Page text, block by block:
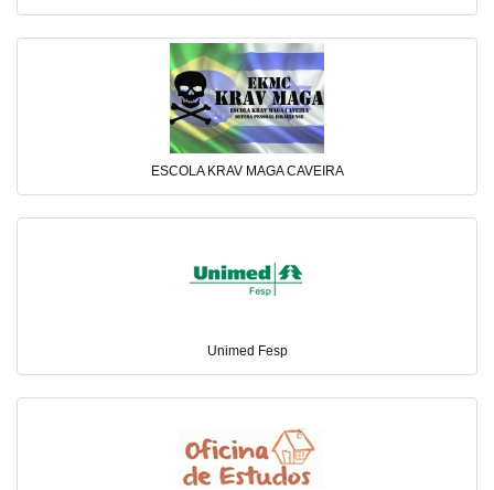
ESCOLA KRAV MAGA CAVEIRA
Unimed Fesp